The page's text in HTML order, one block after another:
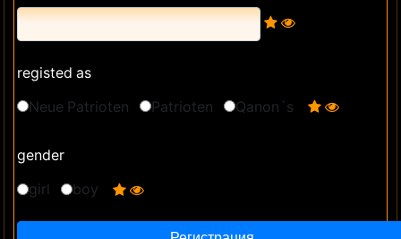
registed as
Neue Patrioten
Patrioten Qanon´s
gender
girl
boy